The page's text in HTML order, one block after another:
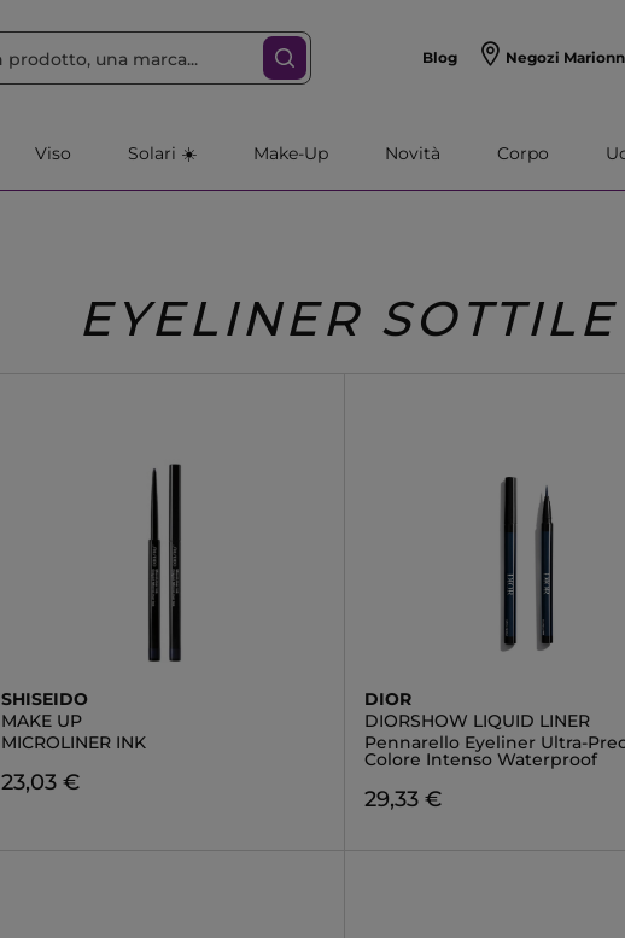
Blog Negozi
Viso Solari ☀️ Make-Up Novità Corpo
EYELINER SOTTILE
SHISEIDO
MAKE UP
MICROLINER INK
23,03 €
DIOR
DIORSHOW LIQUID LINER
Pennarello Eyeliner Ultra-
Colore Intenso Waterproof
29,33 €